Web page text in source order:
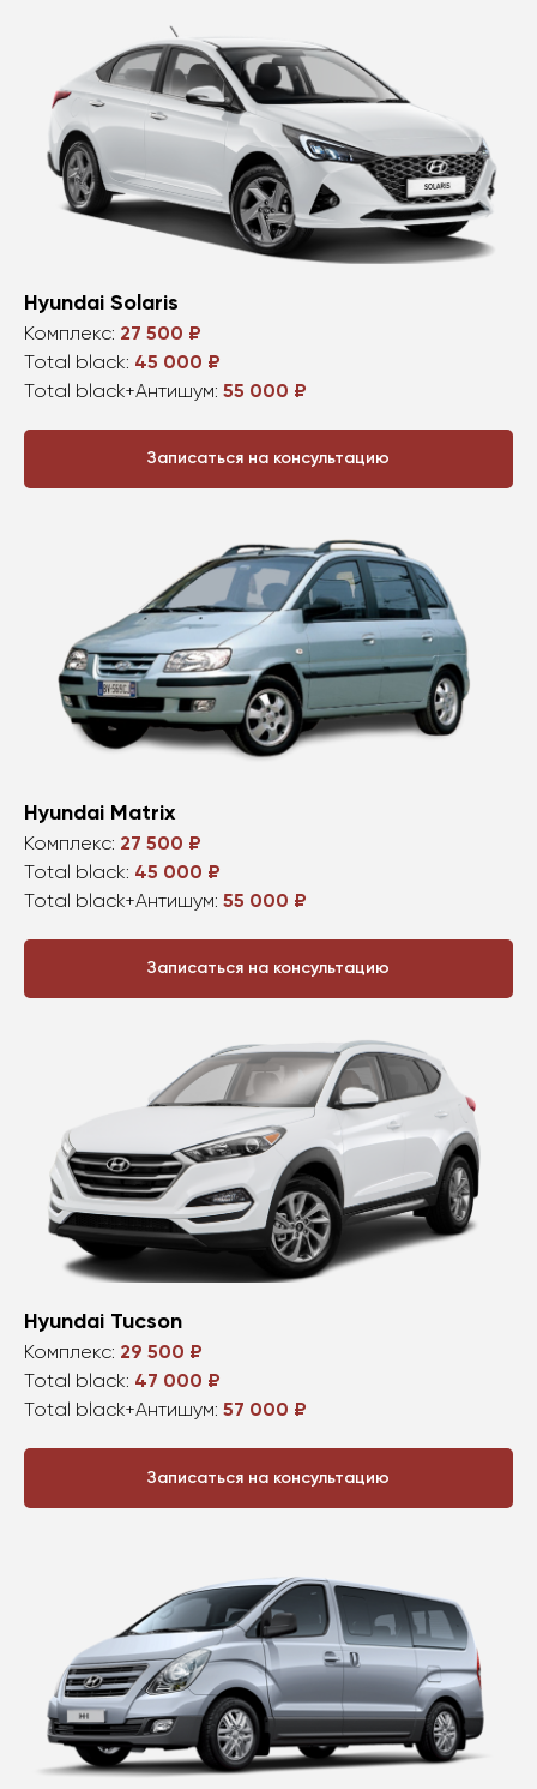
Hyundai Solaris
Комплекс: 27 500 ₽
Total black: 45 000 ₽
Total black+Антишум: 55 000 ₽
Записаться на консультацию
Hyundai Matrix
Комплекс: 27 500 ₽
Total black: 45 000 ₽
Total black+Антишум: 55 000 ₽
Записаться на консультацию
Hyundai Tucson
Комплекс: 29 500 ₽
Total black: 47 000 ₽
Total black+Антишум: 57 000 ₽
Записаться на консультацию